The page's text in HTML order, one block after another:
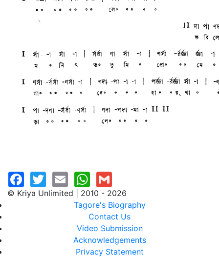
© Kriya Unlimited | 2010 - 2026
Tagore's Biography
Contact Us
Video Submission
Acknowledgements
Privacy Statement